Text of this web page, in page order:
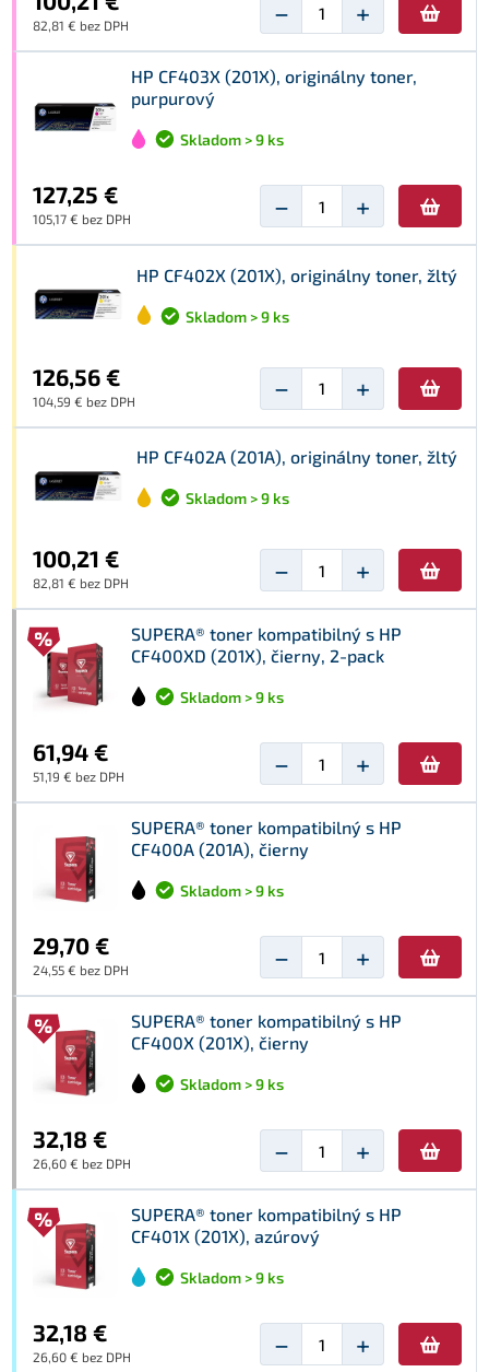
82,81 € bez DPH − +
HP CF403X (201X), originálny toner,
purpurový
Skladom > 9 ks
127,25 €
105,17 € bez DPH − +
HP CF402X (201X), originálny toner, žltý
Skladom > 9 ks
126,56 €
104,59 € bez DPH − +
HP CF402A (201A), originálny toner, žltý
Skladom > 9 ks
100,21 €
82,81 € bez DPH − +
SUPERA® toner kompatibilný s HP
CF400XD (201X), čierny, 2-pack
Skladom > 9 ks
61,94 €
51,19 € bez DPH − +
SUPERA® toner kompatibilný s HP
CF400A (201A), čierny
Skladom > 9 ks
29,70 €
24,55 € bez DPH − +
SUPERA® toner kompatibilný s HP
CF400X (201X), čierny
Skladom > 9 ks
32,18 €
26,60 € bez DPH − +
SUPERA® toner kompatibilný s HP
CF401X (201X), azúrový
Skladom > 9 ks
32,18 €
26,60 € bez DPH − +